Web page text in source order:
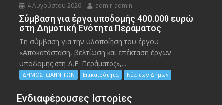
4 Αυγούστου 2026 admin admin
Σύμβαση για έργα υποδομής 400.000 ευρώ
στη Δημοτική Ενότητα Περάματος
Τη σύμβαση για την υλοποίηση του έργου
«Αποκατάσταση, βελτίωση και επέκταση έργων
υποδομής στη Δ.Ε. Περάματος»,...
ΔΗΜΟΣ ΙΩΑΝΝΙΤΩΝ Επικαιρότητα Νέα των Δήμων
Ενδιαφέρουσες Ιστορίες